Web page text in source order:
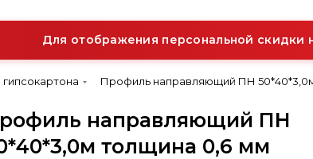
Для отображения персональной скидки
Профиль направляющий ПН
направляющий ПН
толщина 0,6 мм